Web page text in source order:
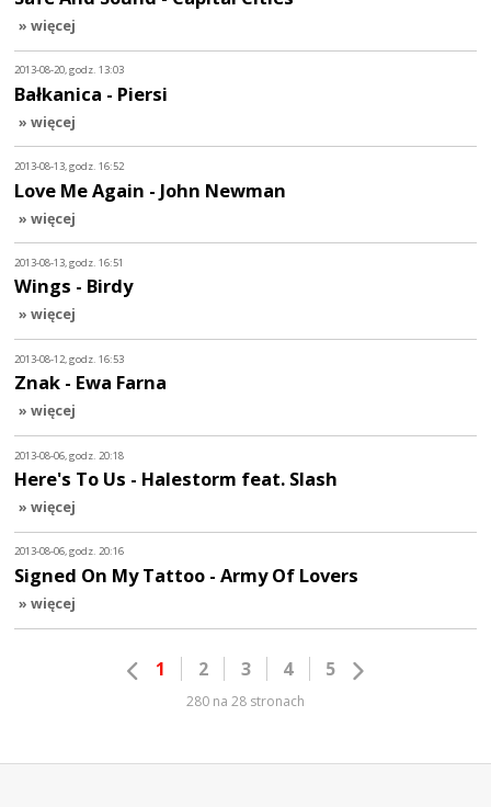
» więcej
2013-08-20, godz. 13:03
Bałkanica - Piersi
» więcej
2013-08-13, godz. 16:52
Love Me Again - John Newman
» więcej
2013-08-13, godz. 16:51
Wings - Birdy
» więcej
2013-08-12, godz. 16:53
Znak - Ewa Farna
» więcej
2013-08-06, godz. 20:18
Here's To Us - Halestorm feat. Slash
» więcej
2013-08-06, godz. 20:16
Signed On My Tattoo - Army Of Lovers
» więcej
1 2 3 4 5
280 na 28 stronach